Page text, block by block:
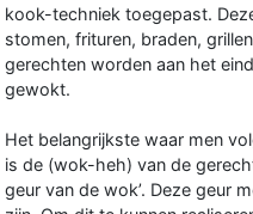
kook-techniek toegepast.
stomen, frituren, braden,
gerechten worden aan het
gewokt.
Het belangrijkste waar men
is de (wok-heh) van de
geur van de wok’. Deze geur